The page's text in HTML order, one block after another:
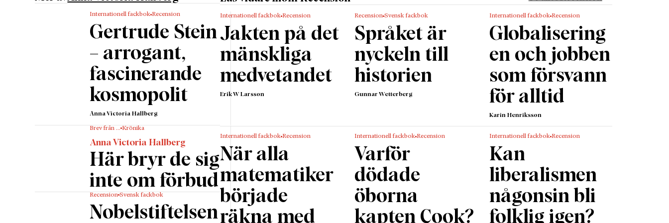
världskrigen förflyttade människor över hela den europeiska
och många människor fick fly eller sätta livet till. Kvinnlig rösträtt
infördes 1918 i Storbritannien, den banbrytande essän
Ett eget rum
Virginia Woolf publicerades 1929 och världskrigen med
militärtjänstgöring för männen skapade ett nytt utrymme för
miljöer som dittills alltid varit vikta för män.
de intellektuella akademiska miljöer som dittills alltid varit vikta för
män.”
Elizabeth Anscombe, Philippa Foot, Mary Midgley och Iris Murdoch
blev nära vänner under studietiden. De gjorde varandra besvikna
under livets gång, slutade umgås i perioder och konkurrerade vid flera
Internationell fackbok Recension
Gertrude Stein
– arrogant,
fascinerande
kosmopolit
Anna Victoria Hallberg
Brev från … Krönika
Anna Victoria Hallberg
Här bryr de sig
inte om förbud
Recension Svensk fackbok
Nobelstiftelsen
Internationell fackbok Recension
Jakten på det
mänskliga
medvetandet
Erik W Larsson
Recension Svensk fackbok
Språket är
nyckeln till
historien
Gunnar Wetterberg
Internationell fackbok Recension
Globalisering
en och jobben
som försvann
för alltid
Karin Henriksson
Internationell fackbok Recension
När alla
matematiker
började
räkna med
Internationell fackbok Recension
Varför
dödade
öborna
kapten Cook?
Internationell fackbok Recension
Kan
liberalismen
någonsin bli
folklig igen?